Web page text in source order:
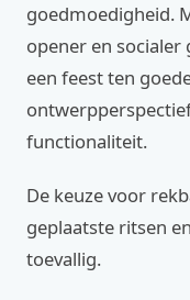
goedmoedigheid.
opener en socialer
een feest ten
functionaliteit.
De keuze voor
geplaatste ritsen
toevallig.